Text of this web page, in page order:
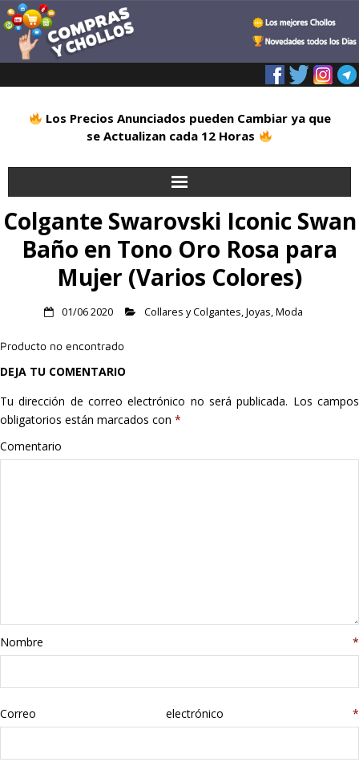
Los Precios Anunciados pueden Cambiar ya que
se Actualizan cada 12 Horas
Inicio
Alimentación
Hogar
Informática
Listas
libros
Colgante Swarovski Iconic Swan
Baño en Tono Oro Rosa para
Mujer (Varios Colores)
01/06 2020 Collares y Colgantes,Joyas,Moda
Producto no encontrado
DEJA TU COMENTARIO
Tu dirección de correo electrónico no será publicada. Los campos
obligatorios están marcados con *
Comentario
Nombre *
Correo electrónico *